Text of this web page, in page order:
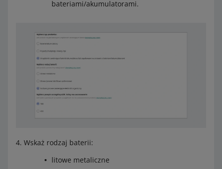
bateriami/akumulatorami.
Wskaż rodzaj baterii:
litowe metaliczne